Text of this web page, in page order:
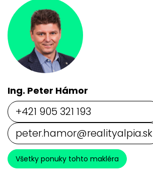
Ing. Peter Hámor
+421 905 321 193
peter.hamor@realityalpia.sk
Všetky ponuky tohto makléra